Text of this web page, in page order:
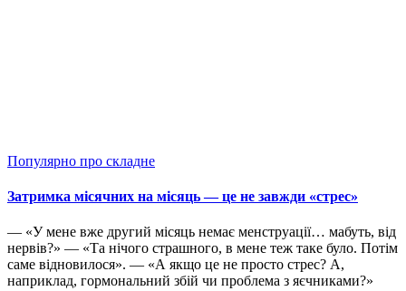
Популярно про складне
Затримка місячних на місяць — це не завжди «стрес»
— «У мене вже другий місяць немає менструації… мабуть, від
нервів?» — «Та нічого страшного, в мене теж таке було. Потім
саме відновилося». — «А якщо це не просто стрес? А,
наприклад, гормональний збій чи проблема з яєчниками?»